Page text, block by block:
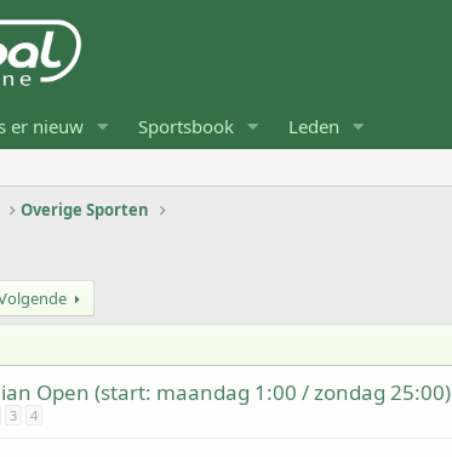
er nieuw Sportsbook Leden
Overige Sporten
Open (start: maandag 1:00 / zondag 25:00)
3 4